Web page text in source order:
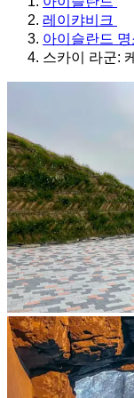
레이캬비크
아이슬란드 명
스카이 라군: